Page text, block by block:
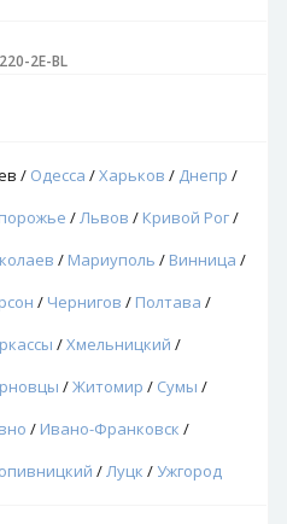
2E-BL
/ Одесса /Харьков / Днепр /
/Львов / Кривой Рог/
/ Мариуполь / Винница /
/ Чернигов / Полтава /
/Хмельницкий /
/Житомир / Сумы /
/ Ивано-Франковск /
/Луцк /Ужгород